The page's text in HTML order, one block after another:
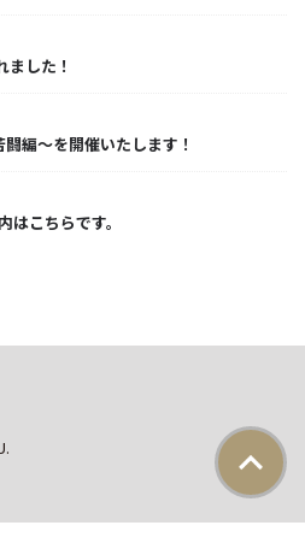
した！
編～を開催いたします！
こちらです。